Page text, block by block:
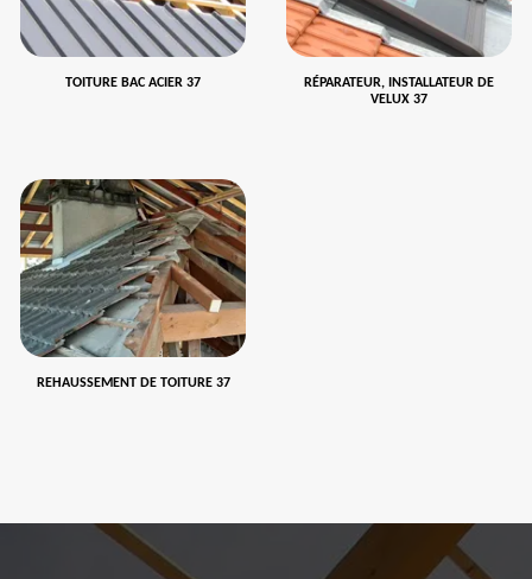
TOITURE BAC ACIER 37
RÉPARATEUR, INSTALLATEUR DE
VELUX 37
REHAUSSEMENT DE TOITURE 37